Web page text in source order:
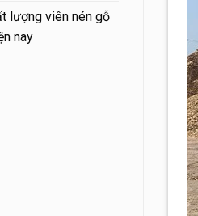
lượng viên nén gỗ
nay